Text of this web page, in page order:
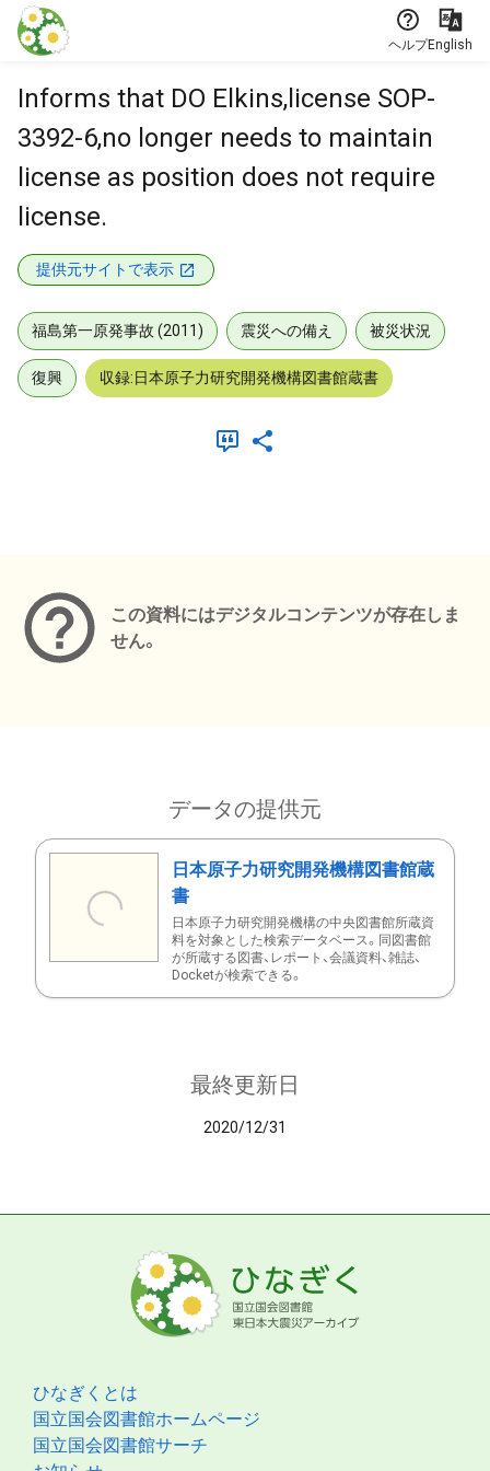
本文に飛ぶ
ヘルプEnglish
Informs that DO Elkins,license SOP-
3392-6,no longer needs to maintain
license as position does not require
license.
提供元サイトで表示
福島第一原発事故 (2011) 震災への備え 被災状況
復興 収録:日本原子力研究開発機構図書館蔵書
この資料にはデジタルコンテンツが存在しま
せん。
データの提供元
日本原子力研究開発機構図書館蔵
書
日本原子力研究開発機構の中央図書館所蔵資
料を対象とした検索データベース。同図書館
が所蔵する図書、レポート、会議資料、雑誌、
Docketが検索できる。
最終更新日
2020/12/31
ひなぎくとは
国立国会図書館ホームページ
国立国会図書館サーチ